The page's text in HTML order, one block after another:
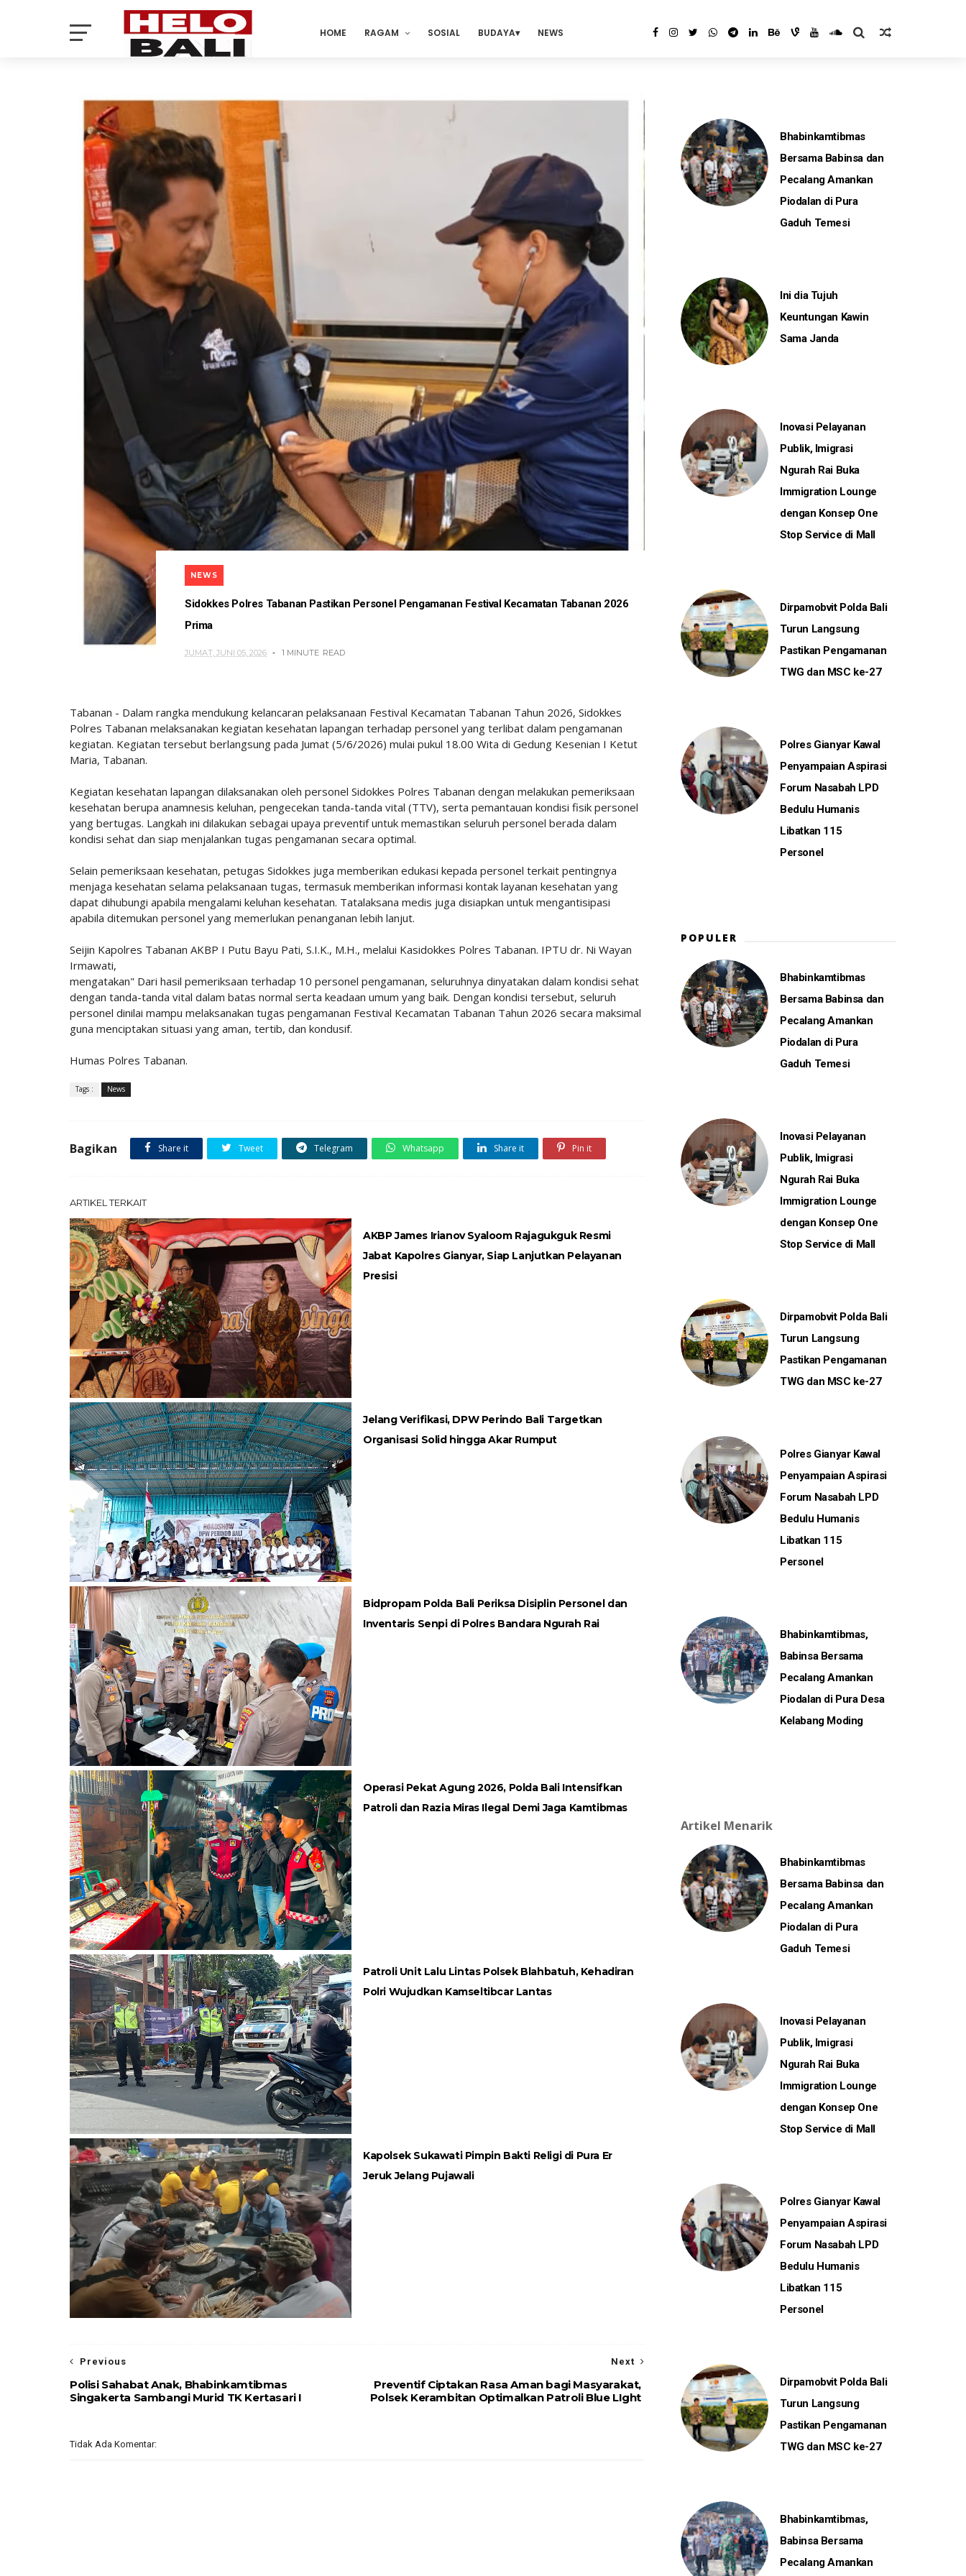
HOME RAGAM SOSIAL BUDAYA NEWS
NEWS
Sidokkes Polres Tabanan Pastikan Personel Pengamanan Festival Kecamatan Tabanan 2026
Prima
JUMAT, JUNI 05, 2026 1 MINUTE READ
Tabanan - Dalam rangka mendukung kelancaran pelaksanaan Festival Kecamatan Tabanan Tahun 2026, Sidokkes
Polres Tabanan melaksanakan kegiatan kesehatan lapangan terhadap personel yang terlibat dalam pengamanan
kegiatan. Kegiatan tersebut berlangsung pada Jumat (5/6/2026) mulai pukul 18.00 Wita di Gedung Kesenian I Ketut
Maria, Tabanan.
Kegiatan kesehatan lapangan dilaksanakan oleh personel Sidokkes Polres Tabanan dengan melakukan pemeriksaan
kesehatan berupa anamnesis keluhan, pengecekan tanda-tanda vital (TTV), serta pemantauan kondisi fisik personel
yang bertugas. Langkah ini dilakukan sebagai upaya preventif untuk memastikan seluruh personel berada dalam
kondisi sehat dan siap menjalankan tugas pengamanan secara optimal.
Selain pemeriksaan kesehatan, petugas Sidokkes juga memberikan edukasi kepada personel terkait pentingnya
menjaga kesehatan selama pelaksanaan tugas, termasuk memberikan informasi kontak layanan kesehatan yang
dapat dihubungi apabila mengalami keluhan kesehatan. Tatalaksana medis juga disiapkan untuk mengantisipasi
apabila ditemukan personel yang memerlukan penanganan lebih lanjut.
Seijin Kapolres Tabanan AKBP I Putu Bayu Pati, S.I.K., M.H., melalui Kasidokkes Polres Tabanan. IPTU dr. Ni Wayan
Irmawati,
mengatakan" Dari hasil pemeriksaan terhadap 10 personel pengamanan, seluruhnya dinyatakan dalam kondisi sehat
dengan tanda-tanda vital dalam batas normal serta keadaan umum yang baik. Dengan kondisi tersebut, seluruh
personel dinilai mampu melaksanakan tugas pengamanan Festival Kecamatan Tabanan Tahun 2026 secara maksimal
guna menciptakan situasi yang aman, tertib, dan kondusif.
Humas Polres Tabanan.
Tags : News
Bagikan Share it Tweet Telegram Whatsapp Share it Pin it
ARTIKEL TERKAIT
AKBP James Irianov Syaloom Rajagukguk Resmi
Jabat Kapolres Gianyar, Siap Lanjutkan Pelayanan
Presisi
Jelang Verifikasi, DPW Perindo Bali Targetkan
Organisasi Solid hingga Akar Rumput
Bidpropam Polda Bali Periksa Disiplin Personel dan
Inventaris Senpi di Polres Bandara Ngurah Rai
Operasi Pekat Agung 2026, Polda Bali Intensifkan
Patroli dan Razia Miras Ilegal Demi Jaga Kamtibmas
Patroli Unit Lalu Lintas Polsek Blahbatuh, Kehadiran
Polri Wujudkan Kamseltibcar Lantas
Kapolsek Sukawati Pimpin Bakti Religi di Pura Er
Jeruk Jelang Pujawali
Next
Preventif Ciptakan Rasa Aman bagi Masyarakat,
Polsek Kerambitan Optimalkan Patroli Blue LIght
Previous
Polisi Sahabat Anak, Bhabinkamtibmas
Singakerta Sambangi Murid TK Kertasari I
Tidak Ada Komentar:
Bhabinkamtibmas
Bersama Babinsa dan
Pecalang Amankan
Piodalan di Pura
Gaduh Temesi
Ini dia Tujuh
Keuntungan Kawin
Sama Janda
Inovasi Pelayanan
Publik, Imigrasi
Ngurah Rai Buka
Immigration Lounge
dengan Konsep One
Stop Service di Mall
Dirpamobvit Polda Bali
Turun Langsung
Pastikan Pengamanan
TWG dan MSC ke-27
Polres Gianyar Kawal
Penyampaian Aspirasi
Forum Nasabah LPD
Bedulu Humanis
Libatkan 115
Personel
POPULER
Bhabinkamtibmas
Bersama Babinsa dan
Pecalang Amankan
Piodalan di Pura
Gaduh Temesi
Inovasi Pelayanan
Publik, Imigrasi
Ngurah Rai Buka
Immigration Lounge
dengan Konsep One
Stop Service di Mall
Dirpamobvit Polda Bali
Turun Langsung
Pastikan Pengamanan
TWG dan MSC ke-27
Polres Gianyar Kawal
Penyampaian Aspirasi
Forum Nasabah LPD
Bedulu Humanis
Libatkan 115
Personel
Bhabinkamtibmas,
Babinsa Bersama
Pecalang Amankan
Piodalan di Pura Desa
Kelabang Moding
Artikel Menarik
Bhabinkamtibmas
Bersama Babinsa dan
Pecalang Amankan
Piodalan di Pura
Gaduh Temesi
Inovasi Pelayanan
Publik, Imigrasi
Ngurah Rai Buka
Immigration Lounge
dengan Konsep One
Stop Service di Mall
Polres Gianyar Kawal
Penyampaian Aspirasi
Forum Nasabah LPD
Bedulu Humanis
Libatkan 115
Personel
Dirpamobvit Polda Bali
Turun Langsung
Pastikan Pengamanan
TWG dan MSC ke-27
Bhabinkamtibmas,
Babinsa Bersama
Pecalang Amankan